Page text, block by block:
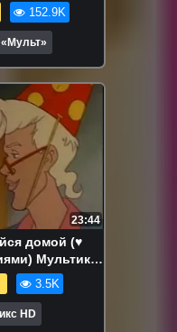
152.9K
23:44
домой (♥
Мультики
дисней disney
3.5K
HD